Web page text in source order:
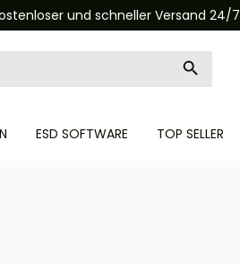
und schneller Versand 24/7
ESD SOFTWARE TOP SELLER